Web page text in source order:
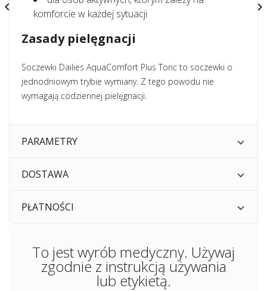
PARAMETRY
DOSTAWA
PŁATNOŚCI
komforcie w każdej sytuacji
Zasady pielęgnacji
Soczewki Dailies AquaComfort Plus Toric to soczewki o
jednodniowym trybie wymiany. Z tego powodu nie
wymagają codziennej pielęgnacji.
To jest wyrób medyczny. Używaj
zgodnie z instrukcją używania
lub etykietą.
 